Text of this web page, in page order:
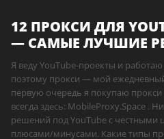
12 ПРОКСИ ДЛЯ
— САМЫЕ ЛУЧШИЕ
Я веду YouTube-проекты и
поэтому прокси — мой
первую очередь я покупаю
всегда здесь: MobileProxy.Space .
решений под YouTube с честными
плюсами/минусами. Какие типы